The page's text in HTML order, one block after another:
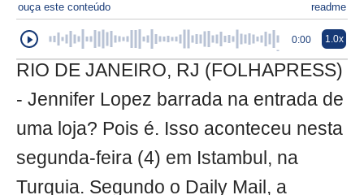
ouça este conteúdo readme
0:00 1.0x
RIO DE JANEIRO, RJ (FOLHAPRESS)
- Jennifer Lopez barrada na entrada de
uma loja? Pois é. Isso aconteceu nesta
segunda-feira (4) em Istambul, na
Turquia. Segundo o Daily Mail, a